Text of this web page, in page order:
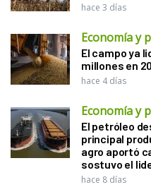
hace 3 días
Economía y
El campo ya
millones en
hace 4 días
Economía y
El petróleo
principal
agro aportó
sostuvo el
hace 8 días